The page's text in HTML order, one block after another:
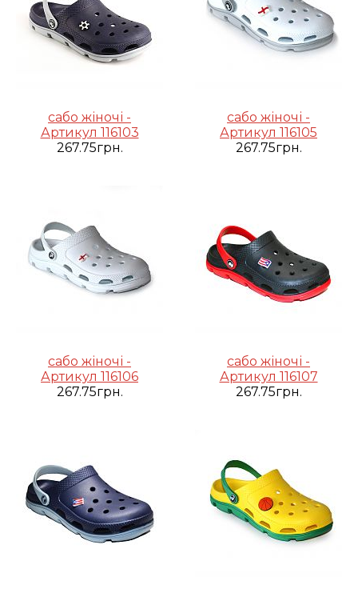
сабо жіночі -
Артикул 116103
267.75грн.
сабо жіночі -
Артикул 116105
267.75грн.
сабо жіночі -
Артикул 116106
267.75грн.
сабо жіночі -
Артикул 116107
267.75грн.